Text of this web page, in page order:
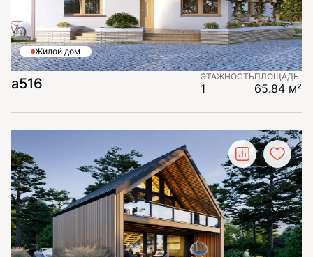
Жилой дом
а516 ЭТАЖНОСТЬ
1
ПЛОЩАДЬ
65.84 м²